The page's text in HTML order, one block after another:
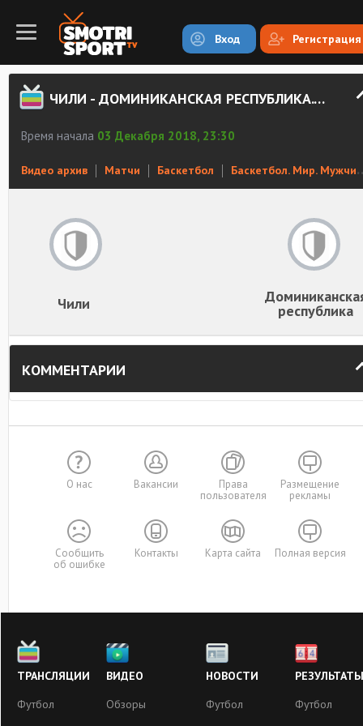
Вход Регистрация
ЧИЛИ - ДОМИНИКАНСКАЯ РЕСПУБЛИКА. ОБЗОР МАТЧА
Время начала 03 Декабря 2018, 23:30
Видео архив Матчи Баскетбол Баскетбол. Мир. Мужчины
Чили республика
КОММЕНТАРИИ
О нас Вакансии
Права
пользователя
Размещение
рекламы
Сообщить
об ошибке
Контакты Карта сайта Полная версия
ТРАНСЛЯЦИИ
Футбол
ВИДЕО
Обзоры
НОВОСТИ
Футбол
РЕЗУЛЬТАТЫ
Футбол